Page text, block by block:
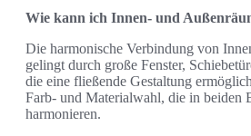
Wie kann ich Innen- und
Die harmonische Verbindung von
gelingt durch große Fenster,
die eine fließende Gestaltung
Farb- und Materialwahl, die in beiden
harmonieren.